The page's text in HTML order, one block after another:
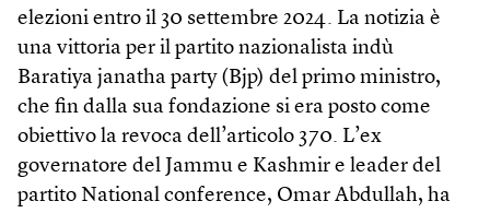
elezioni entro il 30 settembre 2024. La notizia è
una vittoria per il partito nazionalista indù
Baratiya janatha party (Bjp) del primo ministro,
che fin dalla sua fondazione si era posto come
obiettivo la revoca dell’articolo 370. L’ex
governatore del Jammu e Kashmir e leader del
partito National conference, Omar Abdullah, ha